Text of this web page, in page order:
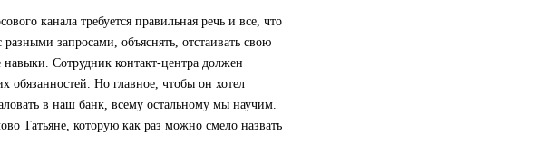
канала требуется правильная речь и все, что
запросами, объяснять, отстаивать свою
Сотрудник контакт-центра должен
обязанностей. Но главное, чтобы он хотел
в наш банк, всему остальному мы научим.
Татьяне, которую как раз можно смело назвать